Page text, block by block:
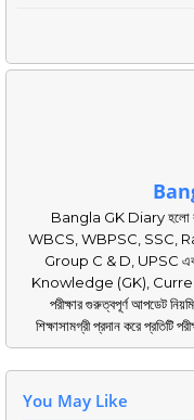
Bangla GK Diary হলো
WBCS, WBPSC, SSC,
Group C & D, UPSC এবং
Knowledge (GK),
পরীক্ষার গুরুত্বপূর্ণ আপডেট
শিক্ষাসামগ্রী প্রদান করে প্রতিটি
You May Like